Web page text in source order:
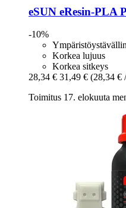
eSUN eResin-​PLA
-10%
Korkea lujuus
Korkea sitkeys
28,34 € 31,49 € (28,34 €
Toimitus 17. elokuuta